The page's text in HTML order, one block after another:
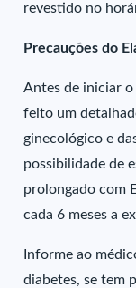
revestido no
Precauções do
Antes de iniciar
feito um
ginecológico e
possibilidade de
prolongado com
cada 6 meses a
Informe ao
diabetes, se tem